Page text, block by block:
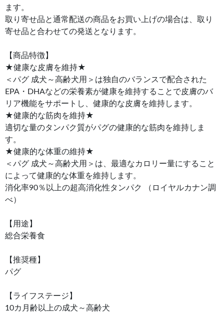
ます。
取り寄せ品と通常配送の商品をお買い上げの場合は、取り
寄せ品と合わせての発送となります。
【商品特徴】
★健康な皮膚を維持★
＜パグ 成犬～高齢犬用＞は独自のバランスで配合された
EPA・DHAなどの栄養素が健康を維持することで皮膚のバ
リア機能をサポートし、健康的な皮膚を維持します。
★健康的な筋肉を維持★
適切な量のタンパク質がパグの健康的な筋肉を維持しま
す。
★健康的な体重の維持★
＜パグ 成犬～高齢犬用＞は、最適なカロリー量にすること
によって健康的な体重を維持します。
消化率90％以上の超高消化性タンパク （ロイヤルカナン調
べ）
【用途】
総合栄養食
【推奨種】
パグ
【ライフステージ】
10カ月齢以上の成犬～高齢犬